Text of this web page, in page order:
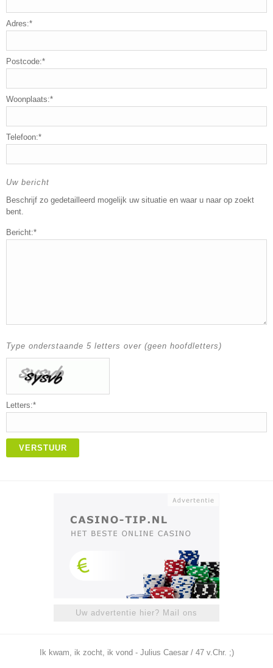
Adres:*
Postcode:*
Woonplaats:*
Telefoon:*
Uw bericht
Beschrijf zo gedetailleerd mogelijk uw situatie en waar u naar op zoekt
bent.
Bericht:*
Type onderstaande 5 letters over (geen hoofdletters)
Letters:*
VERSTUUR
Uw advertentie hier? Mail ons
Ik kwam, ik zocht, ik vond - Julius Caesar / 47 v.Chr. ;)